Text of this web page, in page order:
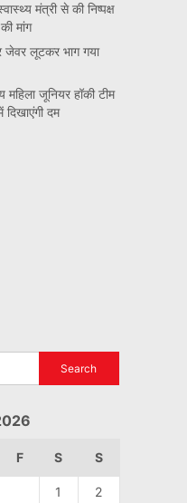
मंत्री से की निष्पक्ष
मांग
जेवर लूटकर भाग गया
महिला जूनियर हॉकी टीम
दम
F S S
1 2